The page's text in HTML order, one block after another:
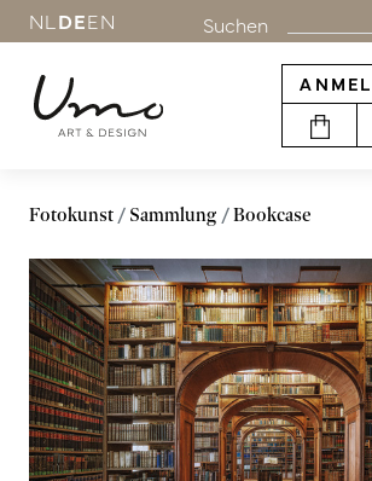
NL DEEN Suchen
Fotokunst Sammlung Bookcase